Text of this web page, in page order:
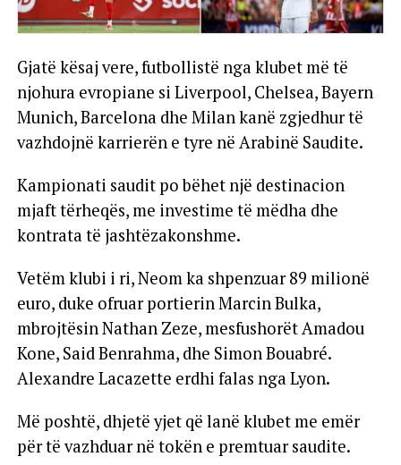
Gjatë kësaj vere, futbollistë nga klubet më të
njohura evropiane si Liverpool, Chelsea, Bayern
Munich, Barcelona dhe Milan kanë zgjedhur të
vazhdojnë karrierën e tyre në Arabinë Saudite.
Kampionati saudit po bëhet një destinacion
mjaft tërheqës, me investime të mëdha dhe
kontrata të jashtëzakonshme.
Vetëm klubi i ri, Neom ka shpenzuar 89 milionë
euro, duke ofruar portierin Marcin Bulka,
mbrojtësin Nathan Zeze, mesfushorët Amadou
Kone, Said Benrahma, dhe Simon Bouabré.
Alexandre Lacazette erdhi falas nga Lyon.
Më poshtë, dhjetë yjet që lanë klubet me emër
për të vazhduar në tokën e premtuar saudite.